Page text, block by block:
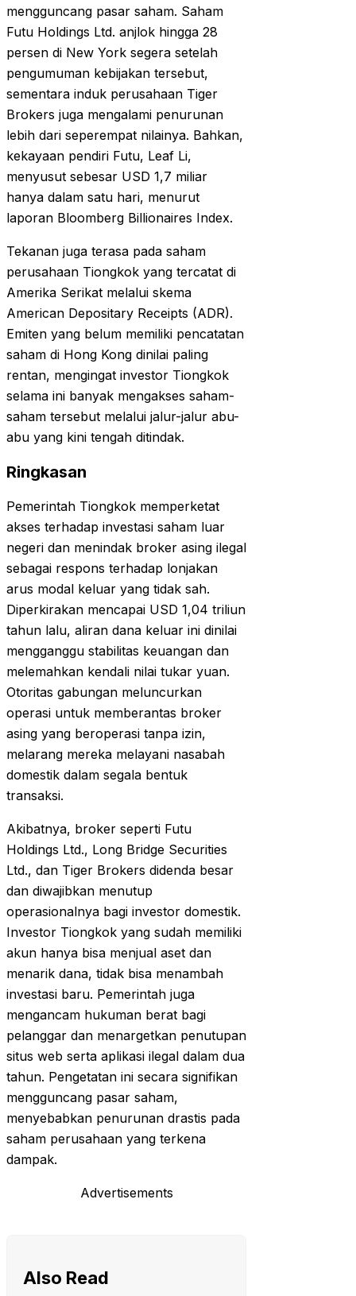
mengguncang pasar saham. Saham
Futu Holdings Ltd. anjlok hingga 28
persen di New York segera setelah
pengumuman kebijakan tersebut,
sementara induk perusahaan Tiger
Brokers juga mengalami penurunan
lebih dari seperempat nilainya. Bahkan,
kekayaan pendiri Futu, Leaf Li,
menyusut sebesar USD 1,7 miliar
hanya dalam satu hari, menurut
laporan Bloomberg Billionaires Index.
Tekanan juga terasa pada saham
perusahaan Tiongkok yang tercatat di
Amerika Serikat melalui skema
American Depositary Receipts (ADR).
Emiten yang belum memiliki pencatatan
saham di Hong Kong dinilai paling
rentan, mengingat investor Tiongkok
selama ini banyak mengakses saham-
saham tersebut melalui jalur-jalur abu-
abu yang kini tengah ditindak.
Ringkasan
Pemerintah Tiongkok memperketat
akses terhadap investasi saham luar
negeri dan menindak broker asing ilegal
sebagai respons terhadap lonjakan
arus modal keluar yang tidak sah.
Diperkirakan mencapai USD 1,04 triliun
tahun lalu, aliran dana keluar ini dinilai
mengganggu stabilitas keuangan dan
melemahkan kendali nilai tukar yuan.
Otoritas gabungan meluncurkan
operasi untuk memberantas broker
asing yang beroperasi tanpa izin,
melarang mereka melayani nasabah
domestik dalam segala bentuk
transaksi.
Akibatnya, broker seperti Futu
Holdings Ltd., Long Bridge Securities
Ltd., dan Tiger Brokers didenda besar
dan diwajibkan menutup
operasionalnya bagi investor domestik.
Investor Tiongkok yang sudah memiliki
akun hanya bisa menjual aset dan
menarik dana, tidak bisa menambah
investasi baru. Pemerintah juga
mengancam hukuman berat bagi
pelanggar dan menargetkan penutupan
situs web serta aplikasi ilegal dalam dua
tahun. Pengetatan ini secara signifikan
mengguncang pasar saham,
menyebabkan penurunan drastis pada
saham perusahaan yang terkena
dampak.
Advertisements
Also Read